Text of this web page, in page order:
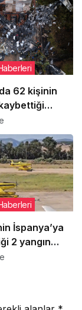
62 kişinin
yeni
ortaya çıktı
İspanya’ya
2 yangın
uçağı